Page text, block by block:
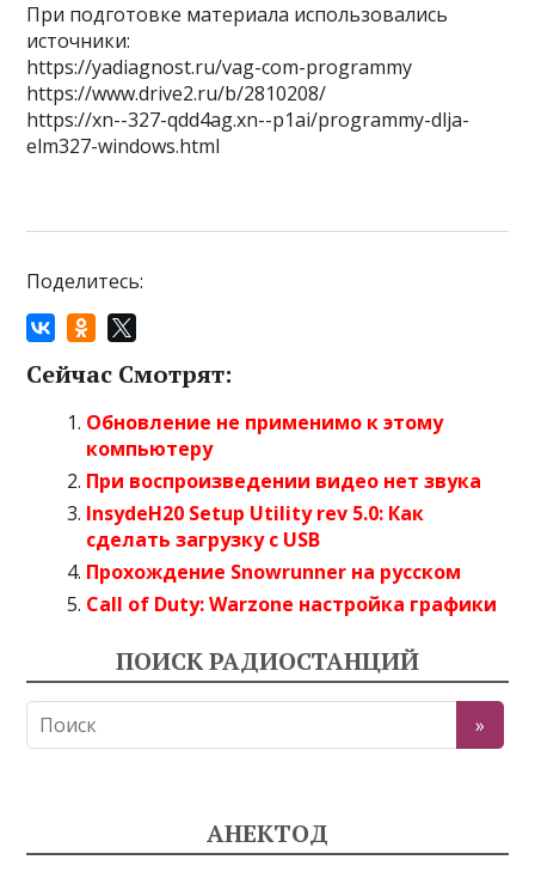
При подготовке материала использовались
источники:
https://yadiagnost.ru/vag-com-programmy
https://www.drive2.ru/b/2810208/
https://xn--327-qdd4ag.xn--p1ai/programmy-dlja-
elm327-windows.html
Поделитесь:
Сейчас Смотрят:
Обновление не применимо к этому
компьютеру
При воспроизведении видео нет звука
InsydeH20 Setup Utility rev 5.0: Как
сделать загрузку с USB
Прохождение Snowrunner на русском
Call of Duty: Warzone настройка графики
ПОИСК РАДИОСТАНЦИЙ
АНЕКТОД